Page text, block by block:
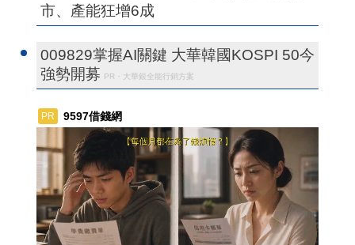
市、產能狂增6成
009829掌握AI關鍵 大華韓國KOSPI 50今
強勢開募 PR・大華銀全能行銷方案
PR 9597借錢網